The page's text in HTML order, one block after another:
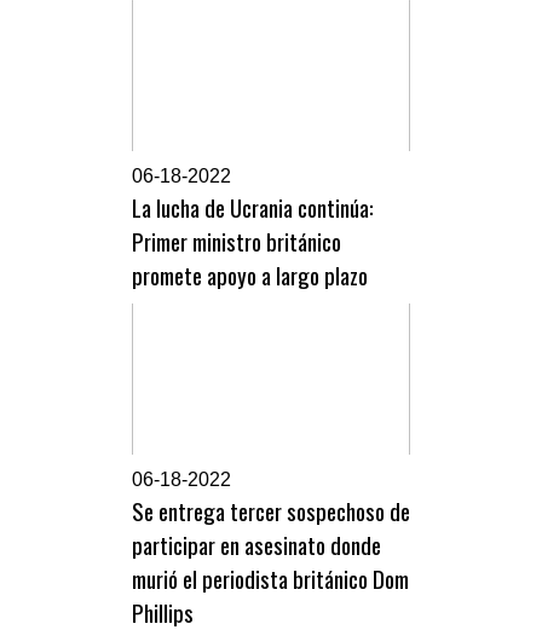
06-18-2022
La lucha de Ucrania continúa:
Primer ministro británico
promete apoyo a largo plazo
06-18-2022
Se entrega tercer sospechoso de
participar en asesinato donde
murió el periodista británico Dom
Phillips